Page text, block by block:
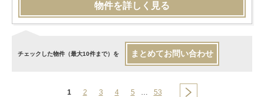
物件を詳しく見る
チェックした物件（最大10件まで）を まとめてお問い合わせ
1 2 3 4 5 … 53